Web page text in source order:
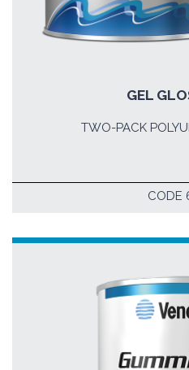
GEL
TWO-PACK
CODE